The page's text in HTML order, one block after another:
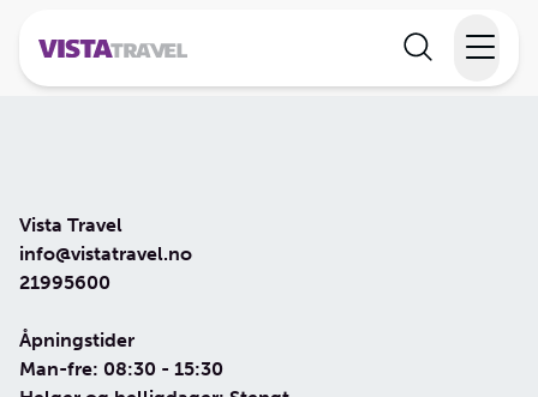
Temareiser
Informasjon
Vista Travel
info@vistatravel.no
21995600
Åpningstider
Man-fre: 08:30 - 15:30